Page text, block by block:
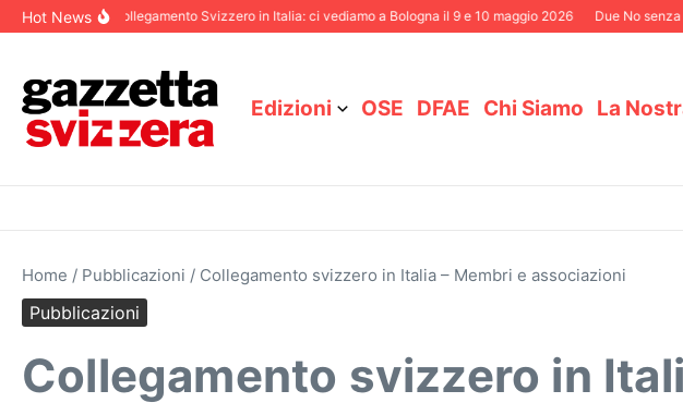
Salta al contenuto
Hot Newsdel Collegamento Svizzero in Italia: ci vediamo a Bologna il 9 e 10 maggio 2026 Due No senza
Edizioni OSE DFAE Chi Siamo La
Home / Pubblicazioni / Collegamento svizzero in Italia – Membri e associazioni
Pubblicazioni
Collegamento svizzero in